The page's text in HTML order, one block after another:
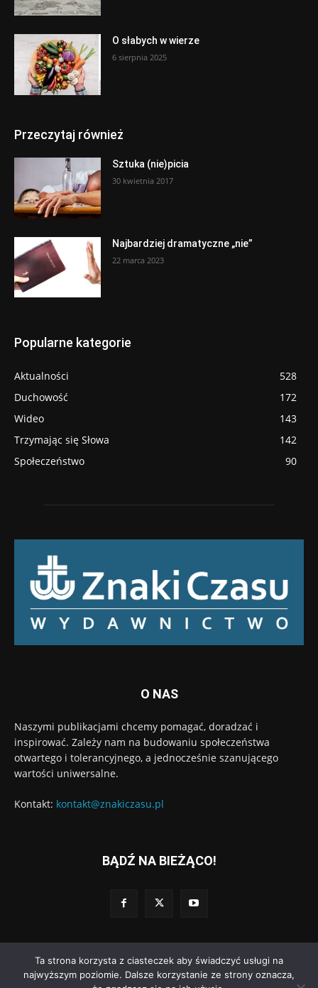
O słabych w wierze
6 sierpnia 2025
Przeczytaj również
Sztuka (nie)picia
30 kwietnia 2017
Najbardziej dramatyczne „nie”
22 marca 2023
Popularne kategorie
Aktualności
528
Duchowość
172
Wideo
143
Trzymając się Słowa
142
Społeczeństwo
90
O NAS
Naszymi publikacjami chcemy pomagać, doradzać i
inspirować. Zależy nam na budowaniu społeczeństwa
otwartego i tolerancyjnego, a jednocześnie szanującego
wartości uniwersalne.
Kontakt: kontakt@znakiczasu.pl
BĄDŹ NA BIEŻĄCO!
© Wydawnictwo Znaki Czasu. Wdrożenie:Go3.pl
Ta strona korzysta z ciasteczek aby świadczyć usługi na
najwyższym poziomie. Dalsze korzystanie ze strony oznacza,